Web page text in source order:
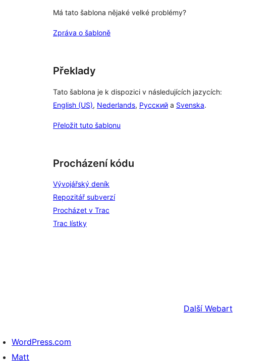
Má tato šablona nějaké velké problémy?
Zpráva o šabloně
Překlady
Tato šablona je k dispozici v následujících jazycích:
English (US), Nederlands, Русский a Svenska.
Přeložit tuto šablonu
Procházení kódu
Vývojářský deník
Repozitář subverzí
Procházet v Trac
Trac lístky
Další Webart
WordPress.com
Matt